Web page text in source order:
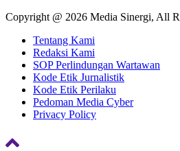
Copyright @ 2026 Media Sinergi, All
Tentang Kami
Redaksi Kami
SOP Perlindungan Wartawan
Kode Etik Jurnalistik
Kode Etik Perilaku
Pedoman Media Cyber
Privacy Policy